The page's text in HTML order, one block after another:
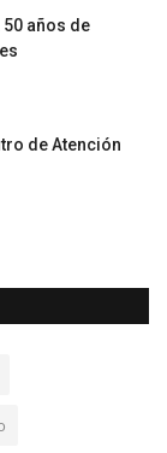
años de
de Atención